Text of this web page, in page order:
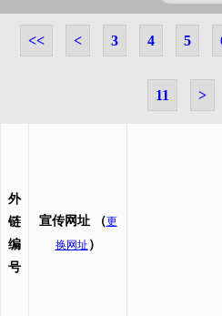
<< < 3 4 5
11 >
外
链
编
号
宣传网址 （更
换网址 ）